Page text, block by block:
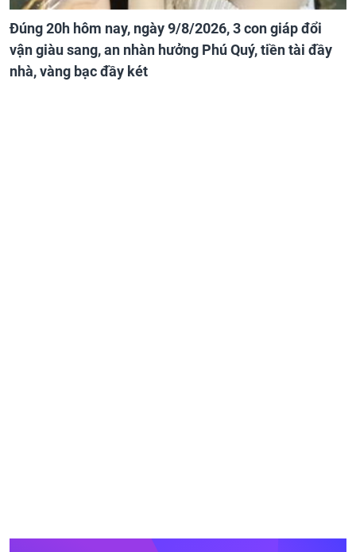
Đúng 20h hôm nay, ngày 9/8/2026, 3 con giáp đổi
vận giàu sang, an nhàn hưởng Phú Quý, tiền tài đầy
nhà, vàng bạc đầy két